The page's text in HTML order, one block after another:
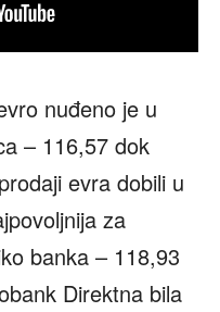
nuđeno je u
– 116,57 dok
evra dobili u
za
banka – 118,93
Direktna bila